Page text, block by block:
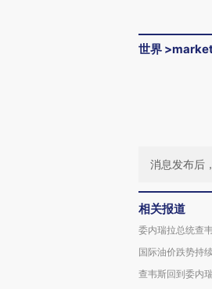
世界 >
消息发布后
相关报道
委内瑞拉总统查
国际油价跌势持
查韦斯回到委内